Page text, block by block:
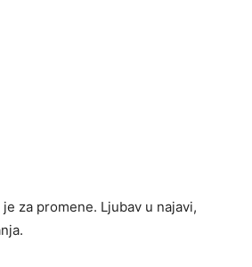
za promene. Ljubav u najavi,